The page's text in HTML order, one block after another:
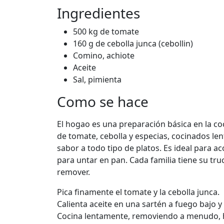
Ingredientes
500 kg de tomate
160 g de cebolla junca (cebollin)
Comino, achiote
Aceite
Sal, pimienta
Como se hace
El hogao es una preparación básica en la
de tomate, cebolla y especias, cocinados
sabor a todo tipo de platos. Es ideal para
para untar en pan. Cada familia tiene su
remover.
Pica finamente el tomate y la cebolla junca.
Calienta aceite en una sartén a fuego bajo
Cocina lentamente, removiendo a